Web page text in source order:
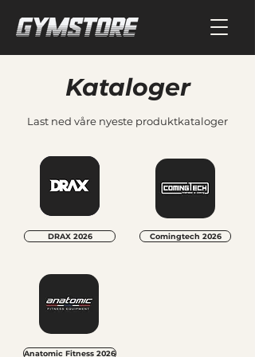
Kataloger
Last ned våre nyeste produktkataloger
DRAX 2026 Comingtech 2026
Anatomic Fitness 2026